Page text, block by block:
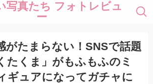
写真たち フォトレビュ
ー
がたまらない！SNSで話題
たくま」がもふもふのミ
ギュアになってガチャに